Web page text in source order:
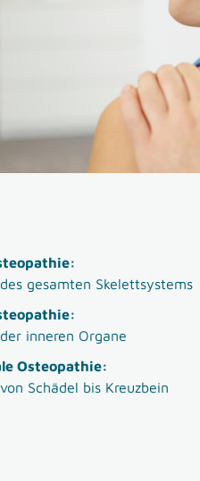
gesamten Skelettsystems
inneren Organe
Osteopathie:
Schädel bis Kreuzbein